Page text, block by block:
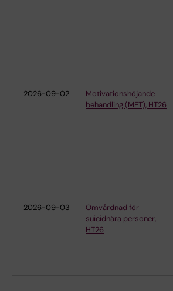
2026-09-02
Motivationshöjande
behandling (MET), HT26
2026-09-03
Omvårdnad för
suicidnära personer,
HT26